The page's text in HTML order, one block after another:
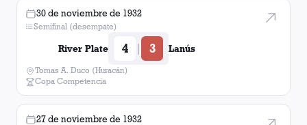
30 de noviembre de 1932
Semifinal (desempate)
River Plate 4 | 3 Lanús
Tomas A. Duco (Huracán)
Copa Competencia
27 de noviembre de 1932